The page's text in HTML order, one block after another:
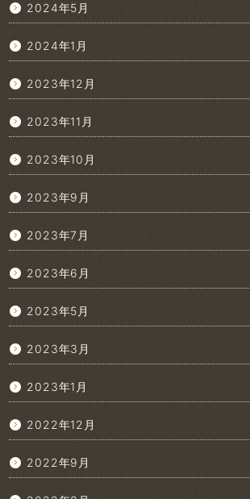
2024年5月
2024年1月
2023年12月
2023年11月
2023年10月
2023年9月
2023年7月
2023年6月
2023年5月
2023年3月
2023年1月
2022年12月
2022年9月